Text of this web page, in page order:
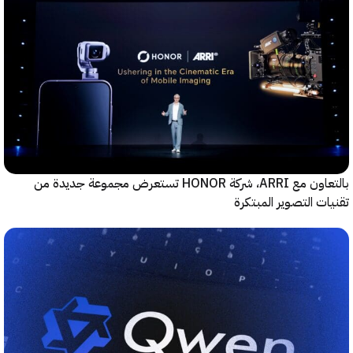
بالتعاون مع ARRI، شركة HONOR تستعرض مجموعة جديدة من
التصوير المبتكرة